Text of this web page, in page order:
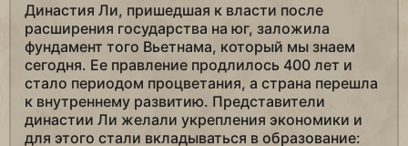
Династия Ли, пришедшая к власти после
расширения государства на юг, заложила
фундамент того Вьетнама, который мы знаем
сегодня. Ее правление продлилось 400 лет и
стало периодом процветания, а страна перешла
к внутреннему развитию. Представители
династии Ли желали укрепления экономики и
для этого стали вкладываться в образование: